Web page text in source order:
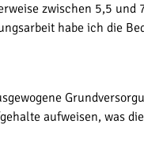
zwischen 5,5
habe ich die
aufweisen, was